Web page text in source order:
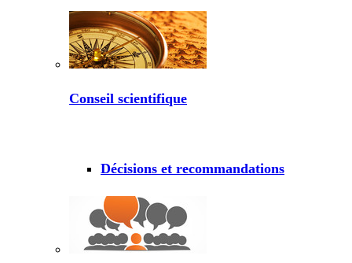
Conseil scientifique
Décisions et recommandations